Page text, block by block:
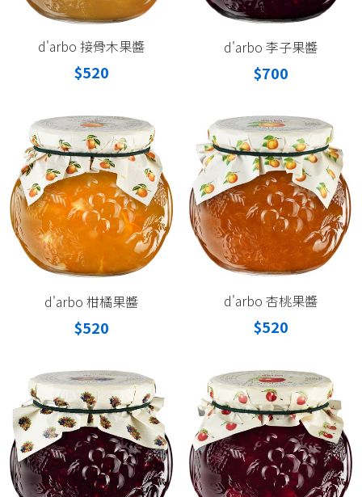
d'arbo 接骨木果醬
$520
d'arbo 李子果醬
$700
d'arbo 柑橘果醬
$520
d'arbo 杏桃果醬
$520